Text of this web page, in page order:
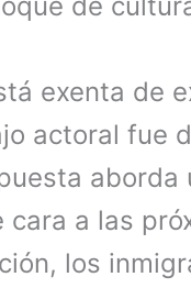
de
exenta de
actoral fue
a las
los